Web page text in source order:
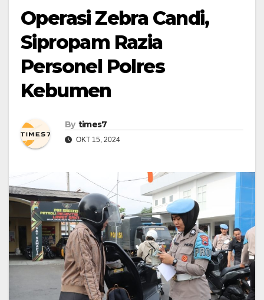
Operasi Zebra Candi,
Sipropam Razia
Personel Polres
Kebumen
By times7
OKT 15, 2024